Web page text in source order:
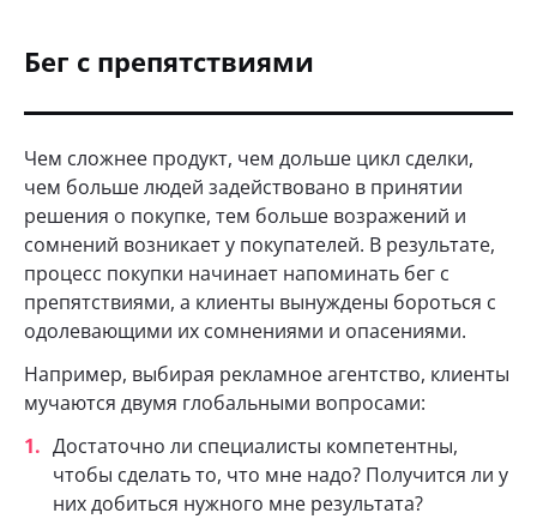
Бег с препятствиями
Чем сложнее продукт, чем дольше цикл сделки,
чем больше людей задействовано в принятии
решения о покупке, тем больше возражений и
сомнений возникает у покупателей. В результате,
процесс покупки начинает напоминать бег с
препятствиями, а клиенты вынуждены бороться с
одолевающими их сомнениями и опасениями.
Например, выбирая рекламное агентство, клиенты
мучаются двумя глобальными вопросами:
Достаточно ли специалисты компетентны,
чтобы сделать то, что мне надо? Получится ли у
них добиться нужного мне результата?